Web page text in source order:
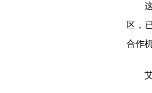
区，
合作